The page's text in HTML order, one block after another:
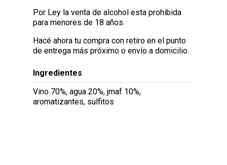
Por Ley la venta de alcohol esta prohibida
para menores de 18 años.
Hacé ahora tu compra con retiro en el punto
de entrega más próximo o envío a domicilio.
Ingredientes
Vino 70%, agua 20%, jmaf 10%,
aromatizantes, sulfitos